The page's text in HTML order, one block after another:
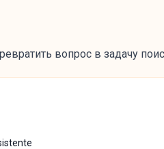
вопрос в задачу